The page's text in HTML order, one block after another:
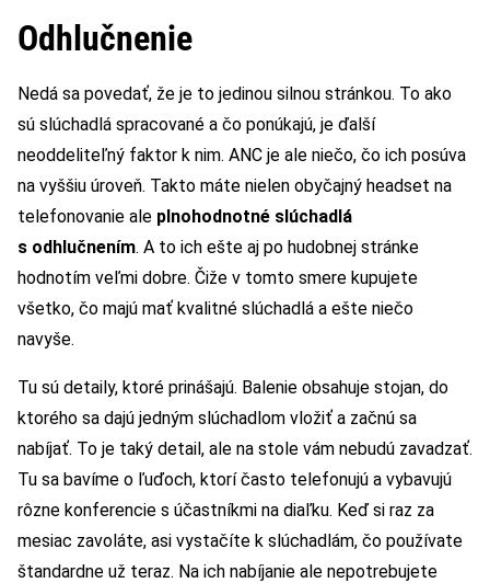
Odhlučnenie
Nedá sa povedať, že je to jedinou silnou stránkou. To ako
sú slúchadlá spracované a čo ponúkajú, je ďalší
neoddeliteľný faktor k nim. ANC je ale niečo, čo ich posúva
na vyššiu úroveň. Takto máte nielen obyčajný headset na
telefonovanie ale plnohodnotné slúchadlá
s odhlučnením. A to ich ešte aj po hudobnej stránke
hodnotím veľmi dobre. Čiže v tomto smere kupujete
všetko, čo majú mať kvalitné slúchadlá a ešte niečo
navyše.
Tu sú detaily, ktoré prinášajú. Balenie obsahuje stojan, do
ktorého sa dajú jedným slúchadlom vložiť a začnú sa
nabíjať. To je taký detail, ale na stole vám nebudú zavadzať.
Tu sa bavíme o ľuďoch, ktorí často telefonujú a vybavujú
rôzne konferencie s účastníkmi na diaľku. Keď si raz za
mesiac zavoláte, asi vystačíte k slúchadlám, čo používate
štandardne už teraz. Na ich nabíjanie ale nepotrebujete